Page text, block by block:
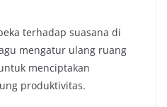
terhadap suasana di
mengatur ulang ruang
menciptakan
produktivitas.